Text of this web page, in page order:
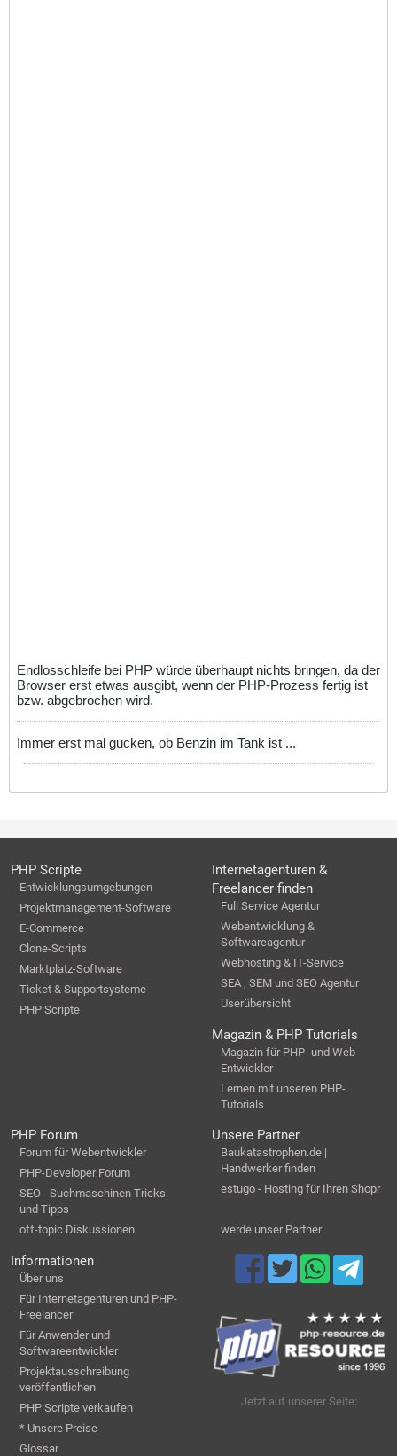
Endlosschleife bei PHP würde überhaupt nichts bringen, da der
Browser erst etwas ausgibt, wenn der PHP-Prozess fertig ist
bzw. abgebrochen wird.
Immer erst mal gucken, ob Benzin im Tank ist ...
PHP Scripte
Entwicklungsumgebungen
Projektmanagement-Software
E-Commerce
Clone-Scripts
Marktplatz-Software
Ticket & Supportsysteme
PHP Scripte
Internetagenturen &
Freelancer finden
Full Service Agentur
Webentwicklung &
Softwareagentur
Webhosting & IT-Service
SEA , SEM und SEO Agentur
Userübersicht
Magazin & PHP Tutorials
Magazin für PHP- und Web-
Entwickler
Lernen mit unseren PHP-
Tutorials
PHP Forum
Forum für Webentwickler
PHP-Developer Forum
SEO - Suchmaschinen Tricks
und Tipps
off-topic Diskussionen
Unsere Partner
Baukatastrophen.de |
Handwerker finden
estugo - Hosting für Ihren Shopr
werde unser Partner
Informationen
Über uns
Für Internetagenturen und PHP-
Freelancer
Für Anwender und
Softwareentwickler
Projektausschreibung
veröffentlichen
PHP Scripte verkaufen
* Unsere Preise
Glossar
Jetzt auf unserer Seite: